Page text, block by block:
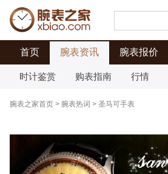
首页 腕表资讯 腕表报价
时计鉴赏 购表指南 行情
腕表之家首页 > 腕表热词 > 圣马可手表